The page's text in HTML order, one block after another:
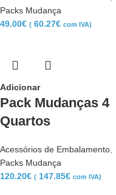
Packs Mudança
49.00€ ( 60.27€ com IVA)
Adicionar
Pack Mudanças 4
Quartos
Acessórios de Embalamento
Packs Mudança
120.20€ ( 147.85€ com IVA)